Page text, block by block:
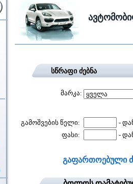
სწრაფი ძებნა
მარკა:
გამოშვების წელი:
-
ფასი:
-
გაფართოებული